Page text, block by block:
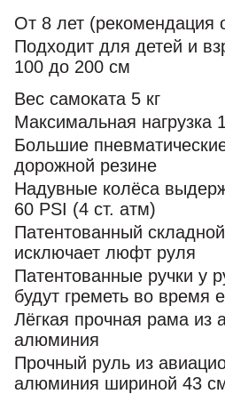
От 8 лет (рекомендация
Подходит для детей и
100 до 200 см
Вес самоката 5 кг
Максимальная нагрузка
Большие
дорожной резине
Надувные колёса
60 PSI (4 ст. атм)
Патентованный
исключает люфт руля
Патентованные ручки у
будут греметь во время
Лёгкая прочная рама из
алюминия
Прочный руль из
алюминия шириной 43